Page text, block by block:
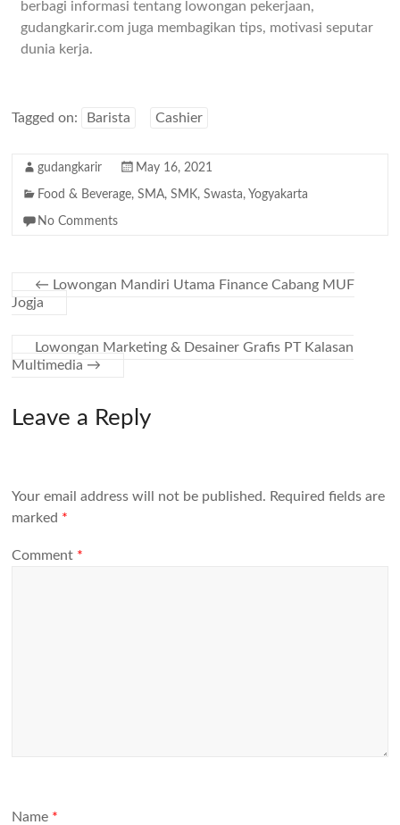
berbagi informasi tentang lowongan pekerjaan,
gudangkarir.com juga membagikan tips, motivasi seputar
dunia kerja.
Tagged on: Barista Cashier
gudangkarir May 16, 2021
Food & Beverage,SMA,SMK,Swasta, Yogyakarta
No Comments
← Lowongan Mandiri Utama Finance Cabang MUF
Jogja
Lowongan Marketing & Desainer Grafis PT Kalasan
Multimedia →
Leave a Reply
Your email address will not be published. Required fields are
marked *
Comment *
Name *